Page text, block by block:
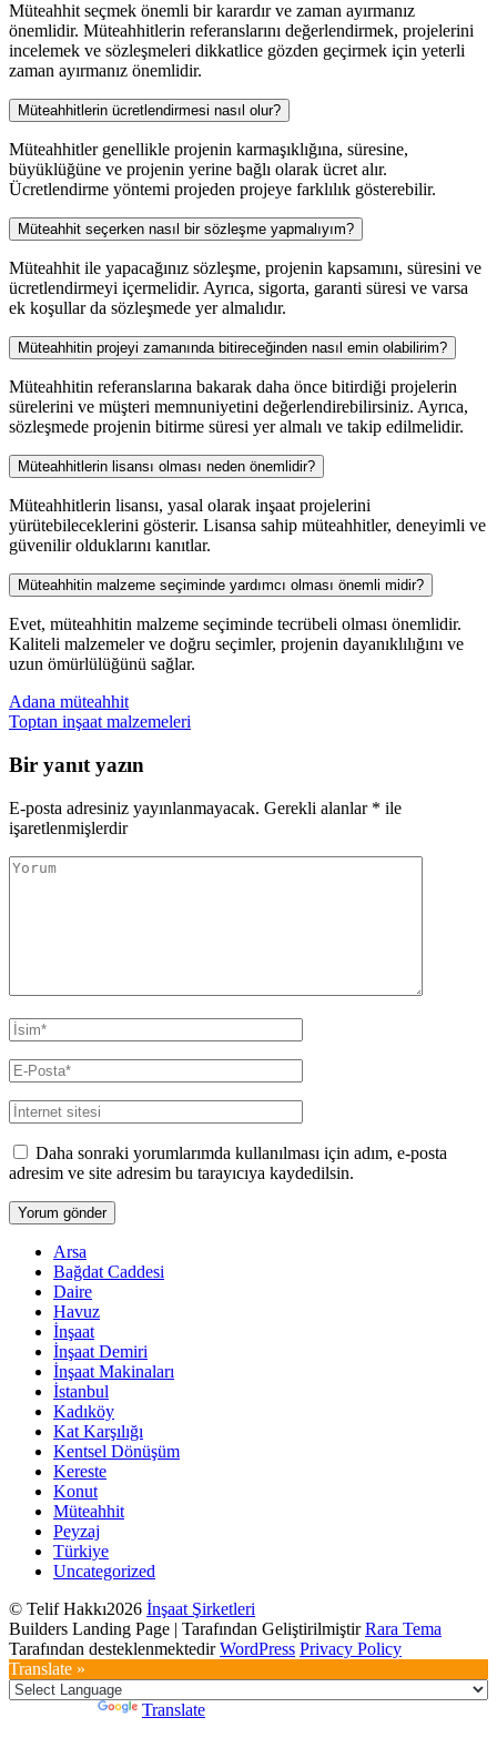
Müteahhit seçmek önemli bir karardır ve zaman ayırmanız
önemlidir. Müteahhitlerin referanslarını değerlendirmek, projelerini
incelemek ve sözleşmeleri dikkatlice gözden geçirmek için yeterli
zaman ayırmanız önemlidir.
Müteahhitlerin ücretlendirmesi nasıl olur?
Müteahhitler genellikle projenin karmaşıklığına, süresine,
büyüklüğüne ve projenin yerine bağlı olarak ücret alır.
Ücretlendirme yöntemi projeden projeye farklılık gösterebilir.
Müteahhit seçerken nasıl bir sözleşme yapmalıyım?
Müteahhit ile yapacağınız sözleşme, projenin kapsamını, süresini ve
ücretlendirmeyi içermelidir. Ayrıca, sigorta, garanti süresi ve varsa
ek koşullar da sözleşmede yer almalıdır.
Müteahhitin projeyi zamanında bitireceğinden nasıl emin olabilirim?
Müteahhitin referanslarına bakarak daha önce bitirdiği projelerin
sürelerini ve müşteri memnuniyetini değerlendirebilirsiniz. Ayrıca,
sözleşmede projenin bitirme süresi yer almalı ve takip edilmelidir.
Müteahhitlerin lisansı olması neden önemlidir?
Müteahhitlerin lisansı, yasal olarak inşaat projelerini
yürütebileceklerini gösterir. Lisansa sahip müteahhitler, deneyimli ve
güvenilir olduklarını kanıtlar.
Müteahhitin malzeme seçiminde yardımcı olması önemli midir?
Evet, müteahhitin malzeme seçiminde tecrübeli olması önemlidir.
Kaliteli malzemeler ve doğru seçimler, projenin dayanıklılığını ve
uzun ömürlülüğünü sağlar.
Yazı
gezinmesi
Adana müteahhit
Toptan inşaat malzemeleri
Bir yanıt yazın
E-posta adresiniz yayınlanmayacak. Gerekli alanlar * ile
işaretlenmişlerdir
Yorum
Ad*
E-
posta*
İnternet
sitesi
Daha sonraki yorumlarımda kullanılması için adım, e-posta
adresim ve site adresim bu tarayıcıya kaydedilsin.
Arsa
Bağdat Caddesi
Daire
Havuz
İnşaat
İnşaat Demiri
İnşaat Makinaları
İstanbul
Kadıköy
Kat Karşılığı
Kentsel Dönüşüm
Kereste
Konut
Müteahhit
Peyzaj
Türkiye
Uncategorized
© Telif Hakkı2026 İnşaat Şirketleri
Builders Landing Page | Tarafından GeliştirilmiştirRara Tema
Tarafından desteklenmektedirWordPress Privacy Policy
Translate »
Translate